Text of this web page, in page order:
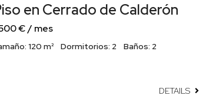
en Cerrado de Calderón
€ / mes
120 m² Dormitorios: 2 Baños: 2
DETAILS